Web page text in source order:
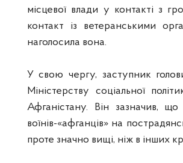
місцевої влади у контакті з
контакт із ветеранськими
наголосила вона.
У свою чергу, заступник
Міністерству соціальної
Афганістану. Він зазначив,
воїнів-«афганців» на
проте значно вищі, ніж в інших